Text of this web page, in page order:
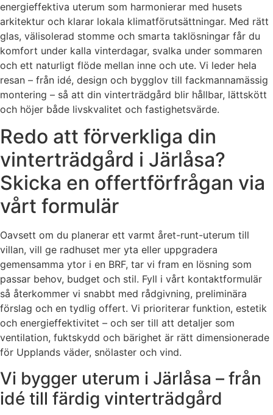
energieffektiva uterum som harmonierar med husets
arkitektur och klarar lokala klimatförutsättningar. Med rätt
glas, välisolerad stomme och smarta taklösningar får du
komfort under kalla vinterdagar, svalka under sommaren
och ett naturligt flöde mellan inne och ute. Vi leder hela
resan – från idé, design och bygglov till fackmannamässig
montering – så att din vinterträdgård blir hållbar, lättskött
och höjer både livskvalitet och fastighetsvärde.
Redo att förverkliga din
vinterträdgård i Järlåsa?
Skicka en offertförfrågan via
vårt formulär
Oavsett om du planerar ett varmt året-runt-uterum till
villan, vill ge radhuset mer yta eller uppgradera
gemensamma ytor i en BRF, tar vi fram en lösning som
passar behov, budget och stil. Fyll i vårt kontaktformulär
så återkommer vi snabbt med rådgivning, preliminära
förslag och en tydlig offert. Vi prioriterar funktion, estetik
och energieffektivitet – och ser till att detaljer som
ventilation, fuktskydd och bärighet är rätt dimensionerade
för Upplands väder, snölaster och vind.
Vi bygger uterum i Järlåsa – från
idé till färdig vinterträdgård